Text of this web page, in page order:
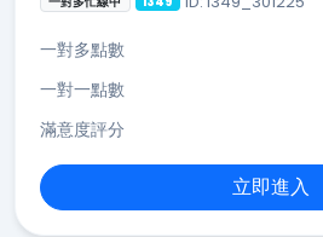
一對多點數
一對一點數
滿意度評分
立即進入